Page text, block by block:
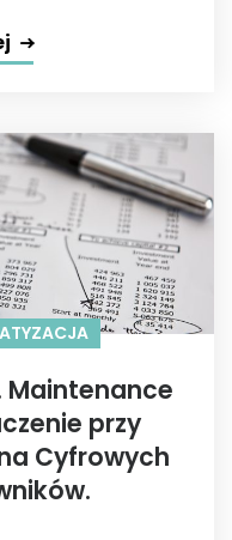
Maintenance
przy
Cyfrowych